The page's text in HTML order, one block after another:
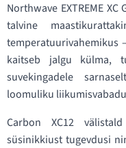
Northwave EXTREME
talvine
temperatuurivahemikus
kaitseb jalgu külma,
suvekingadele
loomuliku
Carbon XC12
süsinikkiust tugevdusi